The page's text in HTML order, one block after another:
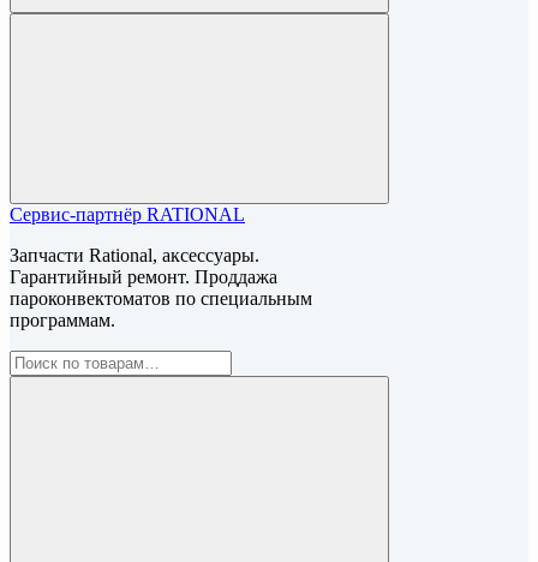
Сервис-партнёр RATIONAL
Запчасти Rational, аксессуары.
Гарантийный ремонт. Проддажа
пароконвектоматов по специальным
программам.